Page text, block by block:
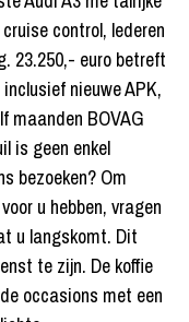
control, lederen
23.250,- euro betreft
nieuwe APK,
maanden BOVAG
is geen enkel
bezoeken? Om
u hebben, vragen
u langskomt. Dit
te zijn. De koffie
occasions met een